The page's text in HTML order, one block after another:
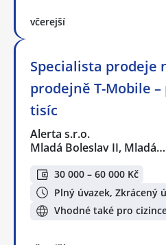
včerejší
Specialista prodeje
prodejně T-Mobile –
tisíc
Alerta s.r.o.
Mladá Boleslav II, Mladá…
30 000 – 60 000 Kč
Plný úvazek, Zkrácený
Vhodné také pro